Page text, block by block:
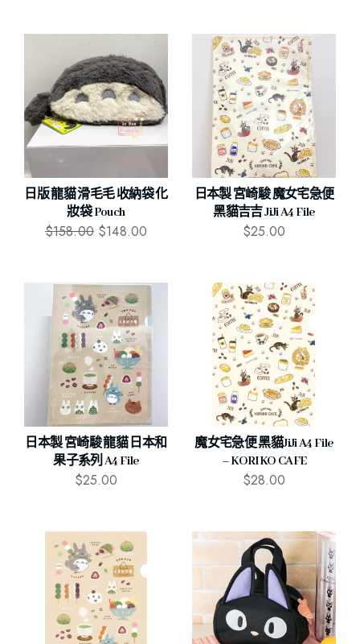
日版 龍貓 滑毛毛 收納袋 化
妝袋 Pouch
$158.00 $148.00
日本製 宮崎駿 魔女宅急便
黑貓吉吉 JiJi A4 File
$25.00
日本製 宮崎駿 龍貓 日本和
果子系列 A4 File
$25.00
魔女宅急便 黑貓JiJi A4 File
– KORIKO CAFE
$28.00